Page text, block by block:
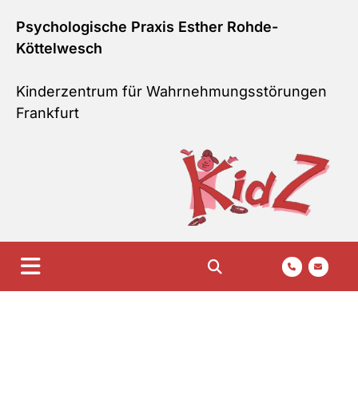
Psychologische Praxis Esther Rohde-
Köttelwesch
Kinderzentrum für Wahrnehmungsstörungen
Frankfurt